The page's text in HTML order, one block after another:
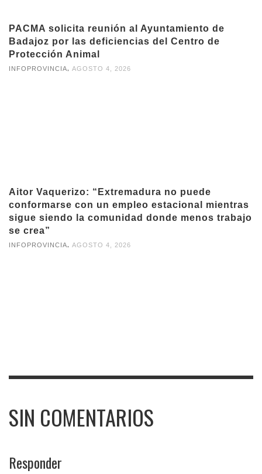
PACMA solicita reunión al Ayuntamiento de
Badajoz por las deficiencias del Centro de
Protección Animal
INFOPROVINCIA, AGOSTO 4, 2026
Aitor Vaquerizo: “Extremadura no puede
conformarse con un empleo estacional mientras
sigue siendo la comunidad donde menos trabajo
se crea”
INFOPROVINCIA AGOSTO 4, 2026
SIN COMENTARIOS
Responder